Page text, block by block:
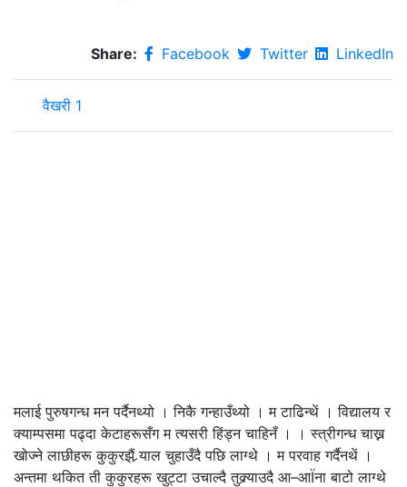
Share: Facebook Twitter LinkedIn
वैखरी 1
मलाई पुरुषगन्ध मन पर्दैनथ्यो । निकै गन्हाउँथ्यो । म टाढिन्थें । विद्यालय र
क्याम्पसमा पढ्दा केटाहरूसँग म त्यसरी हिंड्न चाहिनँ । । स्त्रीगन्ध चाख्न
खोज्ने लाछीहरू कुकुरझैं र्‍याल चुहाउँदै पछि लाग्थे । म परवाह गर्दैनथें ।
अन्तमा थकित ती कुकुरहरू खुट्टा उचाल्दै तुक्र्याउदै आ–आÏना बाटो लाग्थे